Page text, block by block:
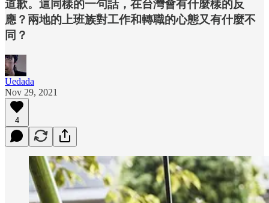
道歉。這同樣的一句話，在台灣會有什麼樣的反
應？兩地的上班族對工作和轉職的心態又有什麼不
同？
Uedada
Nov 29, 2021
4